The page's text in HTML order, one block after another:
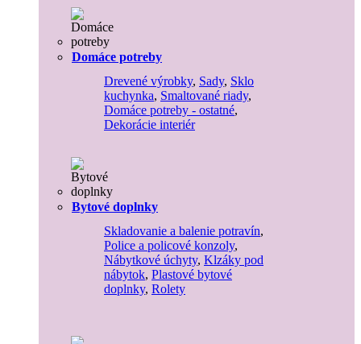
Domáce potreby
Drevené výrobky, Sady, Sklo
kuchynka, Smaltované riady,
Domáce potreby - ostatné,
Dekorácie interiér
Bytové doplnky
Skladovanie a balenie potravín,
Police a policové konzoly,
Nábytkové úchyty, Klzáky pod
nábytok, Plastové bytové
doplnky, Rolety